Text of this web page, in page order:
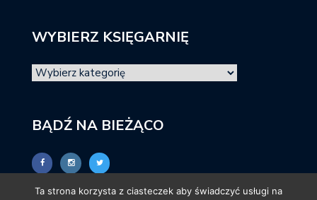
WYBIERZ KSIĘGARNIĘ
BĄDŹ NA BIEŻĄCO
Ta strona korzysta z ciasteczek aby świadczyć usługi na